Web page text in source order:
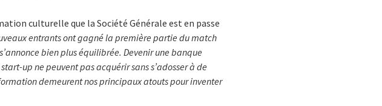
culturelle que la Société Générale est en passe
entrants ont gagné la première partie du match
bien plus équilibrée. Devenir une banque
up ne peuvent pas acquérir sans s’adosser à de
demeurent nos principaux atouts pour inventer